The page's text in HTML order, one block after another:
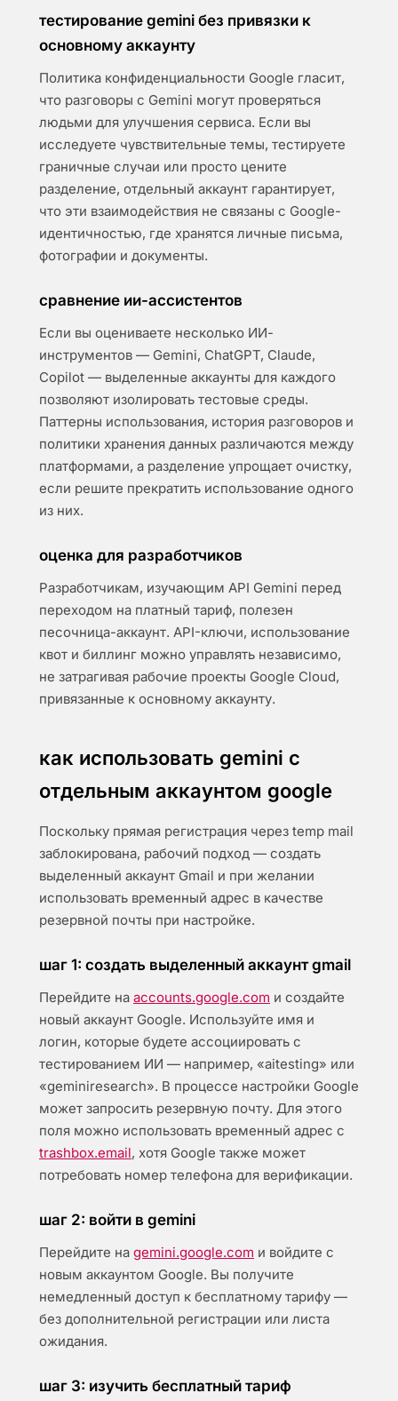
тестирование gemini без привязки к
основному аккаунту
Политика конфиденциальности Google гласит,
что разговоры с Gemini могут проверяться
людьми для улучшения сервиса. Если вы
исследуете чувствительные темы, тестируете
граничные случаи или просто цените
разделение, отдельный аккаунт гарантирует,
что эти взаимодействия не связаны с Google-
идентичностью, где хранятся личные письма,
фотографии и документы.
сравнение ии-ассистентов
Если вы оцениваете несколько ИИ-
инструментов — Gemini, ChatGPT, Claude,
Copilot — выделенные аккаунты для каждого
позволяют изолировать тестовые среды.
Паттерны использования, история разговоров и
политики хранения данных различаются между
платформами, а разделение упрощает очистку,
если решите прекратить использование одного
из них.
оценка для разработчиков
Разработчикам, изучающим API Gemini перед
переходом на платный тариф, полезен
песочница-аккаунт. API-ключи, использование
квот и биллинг можно управлять независимо,
не затрагивая рабочие проекты Google Cloud,
привязанные к основному аккаунту.
как использовать gemini с
отдельным аккаунтом google
Поскольку прямая регистрация через temp mail
заблокирована, рабочий подход — создать
выделенный аккаунт Gmail и при желании
использовать временный адрес в качестве
резервной почты при настройке.
шаг 1: создать выделенный аккаунт gmail
Перейдите на accounts.google.com и создайте
новый аккаунт Google. Используйте имя и
логин, которые будете ассоциировать с
тестированием ИИ — например, «aitesting» или
«geminiresearch». В процессе настройки Google
может запросить резервную почту. Для этого
поля можно использовать временный адрес с
trashbox.email, хотя Google также может
потребовать номер телефона для верификации.
шаг 2: войти в gemini
Перейдите на gemini.google.com и войдите с
новым аккаунтом Google. Вы получите
немедленный доступ к бесплатному тарифу —
без дополнительной регистрации или листа
ожидания.
шаг 3: изучить бесплатный тариф